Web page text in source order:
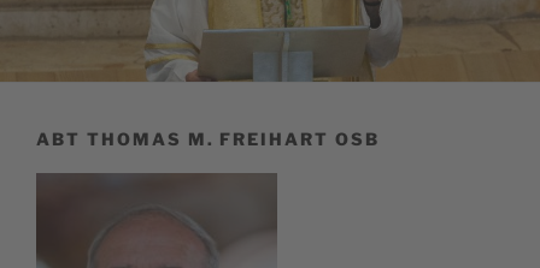
ABT THOMAS M. FREIHART OSB